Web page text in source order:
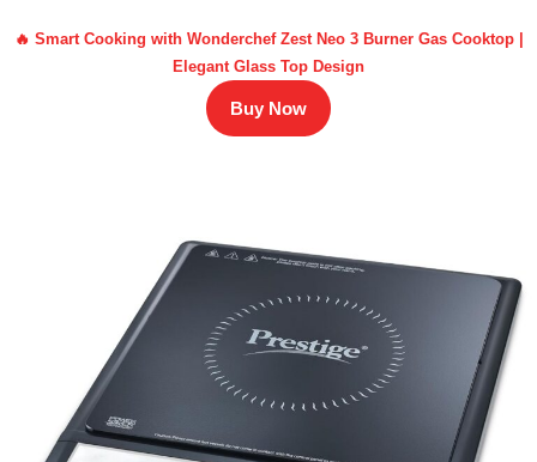
🔥 Smart Cooking with Wonderchef Zest Neo 3 Burner Gas Cooktop |
Elegant Glass Top Design
Buy Now